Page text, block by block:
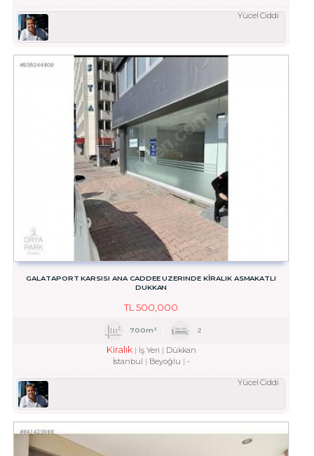
Yücel Ciddi
GALATAPORT KARSISI ANA CADDEE UZERINDE KIRALIK ASMAKATLI
DUKKAN
TL 500,000
700m² 2
Kiralık İş Yeri
Dükkan
İstanbul
Beyoğlu -
Yücel Ciddi